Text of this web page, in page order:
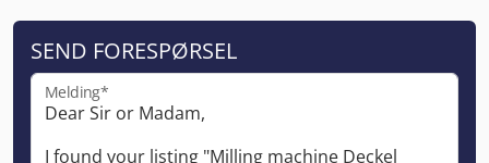
SEND FORESPØRSEL
Melding*